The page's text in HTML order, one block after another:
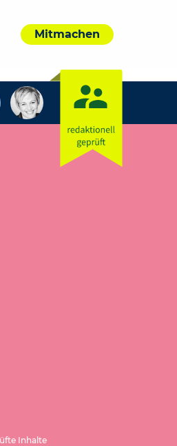
Mitmachen
Inhalte